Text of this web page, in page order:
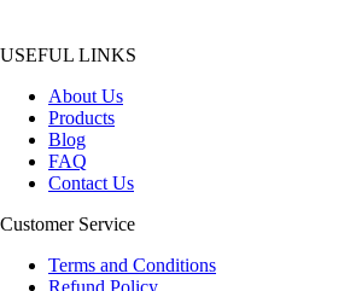
USEFUL LINKS
About Us
Products
Blog
FAQ
Contact Us
Customer Service
Terms and Conditions